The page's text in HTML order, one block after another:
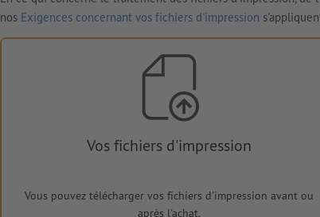
nos Exigences concernant vos fichiers d'impression
Vos fichiers d'impression
Vous pouvez télécharger vos fichiers d'impression avant ou
après l'achat.